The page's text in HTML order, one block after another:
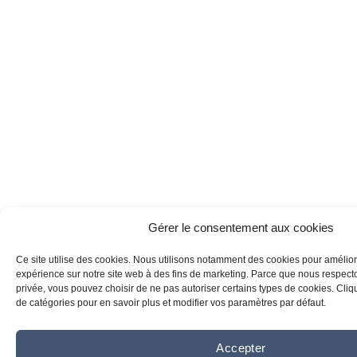
Gérer le consentement aux cookies
Ce site utilise des cookies. Nous utilisons notamment des cookies pour
expérience sur notre site web à des fins de marketing. Parce que nous
privée, vous pouvez choisir de ne pas autoriser certains types de cookies.
de catégories pour en savoir plus et modifier vos paramètres par défaut.
Accepter